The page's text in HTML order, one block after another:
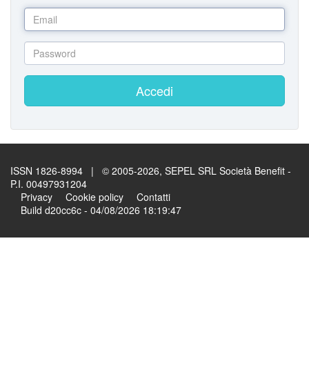
Accedi
ISSN 1826-8994 | © 2005-2026, SEPEL SRL Società Benefit -
P.I. 00497931204
Privacy
Cookie policy
Contatti
Build d20cc6c - 04/08/2026 18:19:47